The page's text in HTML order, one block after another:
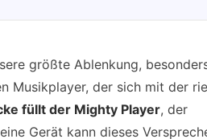
größte Ablenkung,
Musikplayer, der sich mit der
füllt der Mighty Player, der
Gerät kann dieses